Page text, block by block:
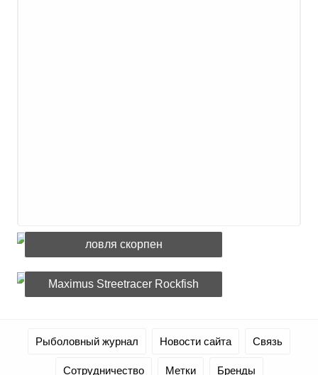
ловля скорпен
Maximus Streetracer Rockfish
Рыболовный журнал Новости сайта Связь
Сотрудничество Метки Бренды